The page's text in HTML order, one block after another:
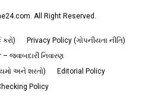
All Right Reserved.
Privacy Policy (ગોપનીયતા નીતિ)
જવાબદારી નિવારણ
અને શરતો)
Editorial Policy
Policy